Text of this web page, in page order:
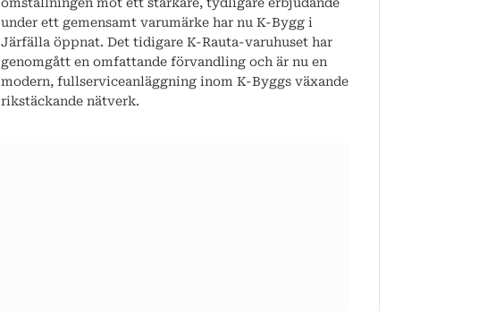
under ett gemensamt varumärke har nu K-Bygg i
Järfälla öppnat. Det tidigare K-Rauta-varuhuset har
genomgått en omfattande förvandling och är nu en
modern, fullserviceanläggning inom K-Byggs växande
rikstäckande nätverk.